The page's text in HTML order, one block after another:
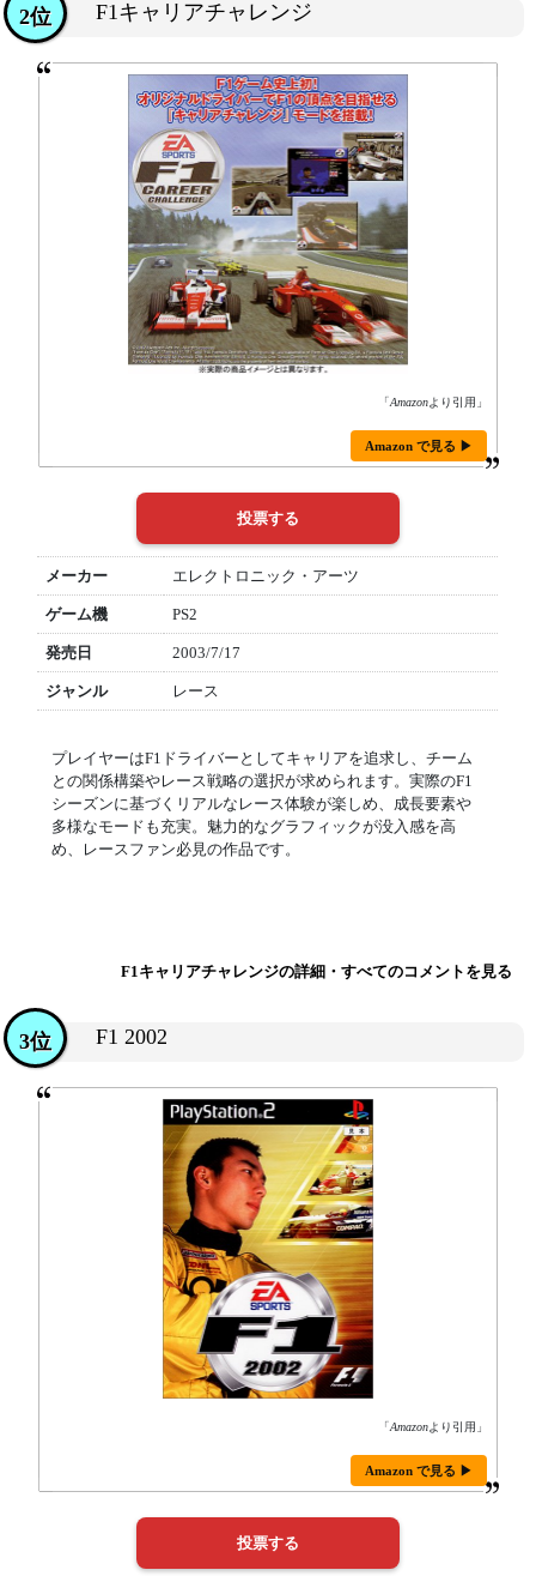
F1キャリアチャレンジ
2位
「Amazonより引用」
Amazon で見る ▶
メーカー エレクトロニック・アーツ
ゲーム機 PS2
発売日 2003/7/17
ジャンル レース
プレイヤーはF1ドライバーとしてキャリアを追求し、チーム
との関係構築やレース戦略の選択が求められます。実際のF1
シーズンに基づくリアルなレース体験が楽しめ、成長要素や
多様なモードも充実。魅力的なグラフィックが没入感を高
め、レースファン必見の作品です。
F1キャリアチャレンジの詳細・すべてのコメントを見る
F1 2002
3位
「Amazonより引用」
Amazon で見る ▶